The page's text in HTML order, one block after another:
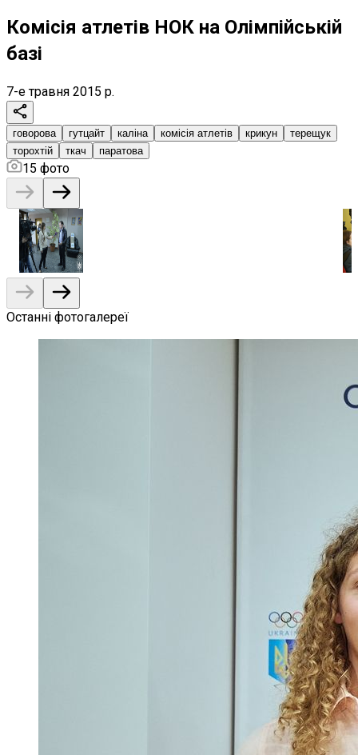
Комісія атлетів НОК на Олімпійській
базі
7-е травня 2015 р.
говорова гутцайт каліна комісія атлетів крикун
терещук
торохтій
ткач паратова
15 фото
Останні фотогалереї